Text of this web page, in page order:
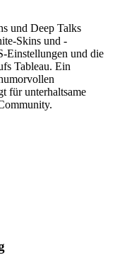
und Deep Talks
Skins und -
Einstellungen und die
Tableau. Ein
für unterhaltsame